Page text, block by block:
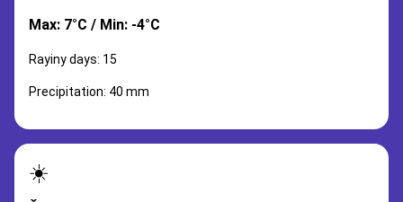
Max: 7°C / Min: -4°C
Rayiny days: 15
Precipitation: 40 mm
☀️